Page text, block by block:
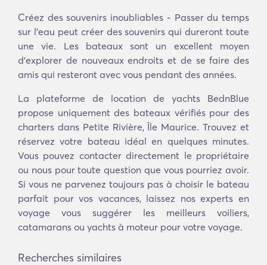
Créez des souvenirs inoubliables - Passer du temps
sur l'eau peut créer des souvenirs qui dureront toute
une vie. Les bateaux sont un excellent moyen
d'explorer de nouveaux endroits et de se faire des
amis qui resteront avec vous pendant des années.
La plateforme de location de yachts BednBlue
propose uniquement des bateaux vérifiés pour des
charters dans Petite Rivière, Île Maurice. Trouvez et
réservez votre bateau idéal en quelques minutes.
Vous pouvez contacter directement le propriétaire
ou nous pour toute question que vous pourriez avoir.
Si vous ne parvenez toujours pas à choisir le bateau
parfait pour vos vacances, laissez nos experts en
voyage vous suggérer les meilleurs voiliers,
catamarans ou yachts à moteur pour votre voyage.
Recherches similaires